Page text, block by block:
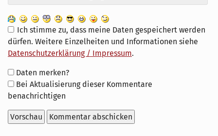
Ich stimme zu, dass meine Daten gespeichert werden
dürfen. Weitere Einzelheiten und Informationen siehe
Datenschutzerklärung / Impressum.
Formular-
Optionen
Daten merken?
Bei Aktualisierung dieser Kommentare
benachrichtigen